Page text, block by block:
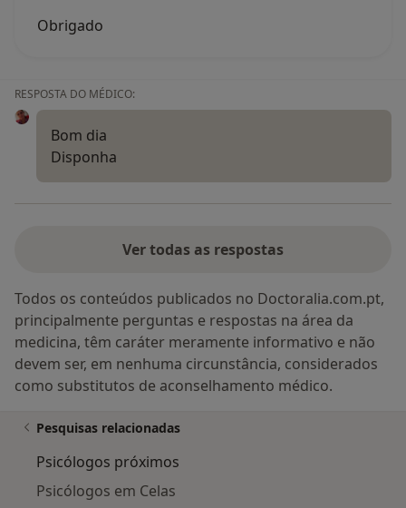
Obrigado
RESPOSTA DO MÉDICO:
Bom dia
Disponha
Ver todas as respostas
Todos os conteúdos publicados no Doctoralia.com.pt,
principalmente perguntas e respostas na área da
medicina, têm caráter meramente informativo e não
devem ser, em nenhuma circunstância, considerados
como substitutos de aconselhamento médico.
Pesquisas relacionadas
Psicólogos próximos
Psicólogos em Celas